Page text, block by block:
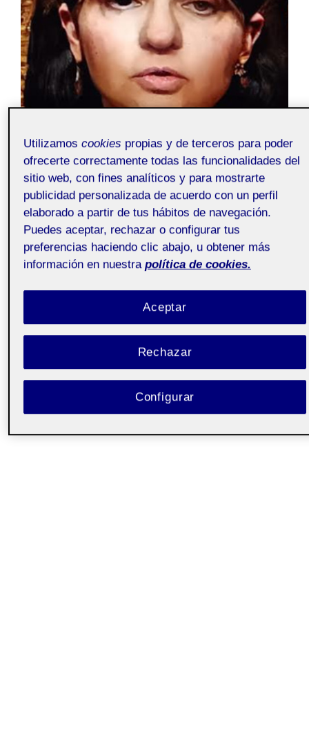
Proyecto II
Utilizamos cookies propias y de terceros para poder
ofrecerte correctamente todas las funcionalidades del
sitio web, con fines analíticos y para mostrarte
publicidad personalizada de acuerdo con un perfil
elaborado a partir de tus hábitos de navegación.
Puedes aceptar, rechazar o configurar tus
preferencias haciendo clic abajo, u obtener más
información en nuestra política de cookies.
Rechazar
Aceptar
Configurar